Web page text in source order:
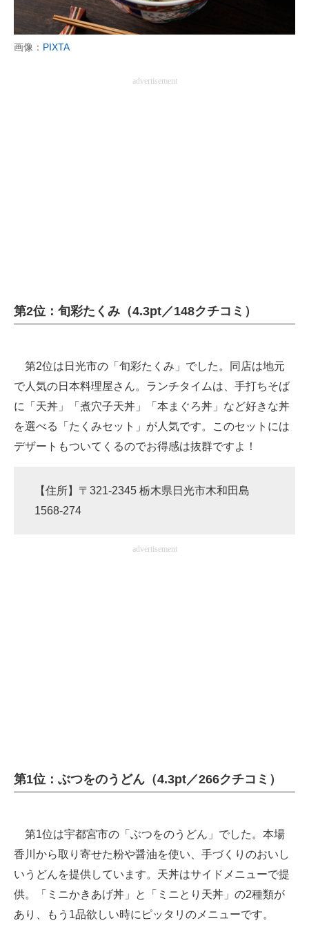
画像： PIXTA
advertisement
第2位：旬彩たくみ（4.3pt／148クチコミ）
第2位は日光市の「旬彩たくみ」でした。同店は地元
で人気の日本料理屋さん。ランチタイムは、手打ちそば
に「天丼」「煮穴子天丼」「本まぐろ丼」など好きな丼
を選べる「たくみセット」が人気です。このセットには
デザートもついてくるのでお得感は抜群ですよ！
【住所】〒321-2345 栃木県日光市木和田島
1568-274
advertisement
第1位：ぶつをのうどん（4.3pt／266クチコミ）
第1位は宇都宮市の「ぶつをのうどん」でした。本場
香川から取り寄せた粉や醤油を使い、手づくりのおいし
いうどんを提供しています。天丼はサイドメニューで提
供。「ミニかきあげ丼」と「ミニとり天丼」の2種類が
あり、もう1品欲しい時にピッタリのメニューです。